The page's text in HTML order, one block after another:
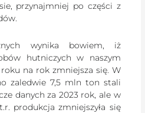
przynajmniej po części z
wynika bowiem, iż
hutniczych w naszym
na rok zmniejsza się. W
zaledwie 7,5 mln ton stali
danych za 2023 rok, ale w
produkcja zmniejszyła się